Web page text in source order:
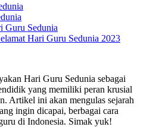
Guru Sedunia
Hari Guru Sedunia 2023
Hari Guru Sedunia sebagai
yang memiliki peran krusial
Artikel ini akan mengulas sejarah
ingin dicapai, berbagai cara
di Indonesia. Simak yuk!